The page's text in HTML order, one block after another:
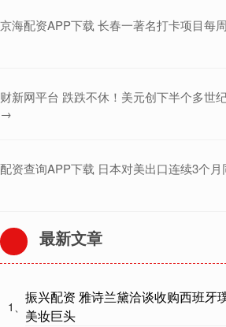
京海配资APP下载 长春一著名打卡项目每
财新网平台 跌跌不休！美元创下半个多世
→
配资查询APP下载 日本对美出口连续3个月
最新文章
1、
振兴配资 雅诗兰黛洽谈收购西班牙
美妆巨头